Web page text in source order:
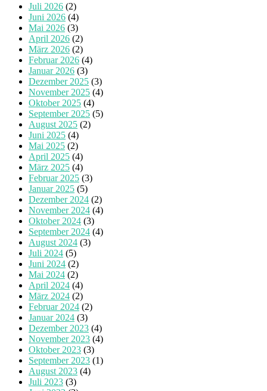
Juli 2026 (2)
Juni 2026 (4)
Mai 2026 (3)
April 2026 (2)
März 2026 (2)
Februar 2026 (4)
Januar 2026 (3)
Dezember 2025 (3)
November 2025 (4)
Oktober 2025 (4)
September 2025 (5)
August 2025 (2)
Juni 2025 (4)
Mai 2025 (2)
April 2025 (4)
März 2025 (4)
Februar 2025 (3)
Januar 2025 (5)
Dezember 2024 (2)
November 2024 (4)
Oktober 2024 (3)
September 2024 (4)
August 2024 (3)
Juli 2024 (5)
Juni 2024 (2)
Mai 2024 (2)
April 2024 (4)
März 2024 (2)
Februar 2024 (2)
Januar 2024 (3)
Dezember 2023 (4)
November 2023 (4)
Oktober 2023 (3)
September 2023 (1)
August 2023 (4)
Juli 2023 (3)